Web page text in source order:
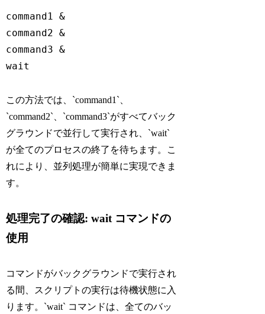
command1 &
command2 &
command3 &
この方法では、`command1`、
`command2`、`command3`がすべてバック
グラウンドで並行して実行され、`wait`
が全てのプロセスの終了を待ちます。こ
れにより、並列処理が簡単に実現できま
す。
処理完了の確認: wait コマンドの
使用
コマンドがバックグラウンドで実行され
る間、スクリプトの実行は待機状態に入
ります。`wait` コマンドは、全てのバッ